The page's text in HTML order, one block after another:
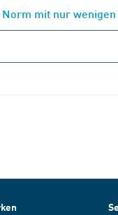
mit nur wenigen